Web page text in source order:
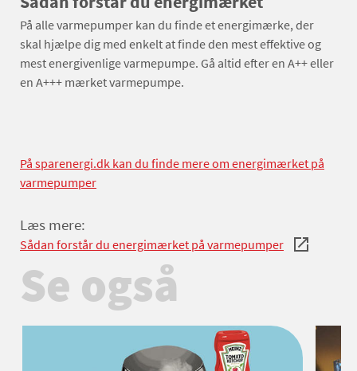
På alle varmepumper kan du finde et energimærke, der
skal hjælpe dig med enkelt at finde den mest effektive og
mest energivenlige varmepumpe. Gå altid efter en A++ eller
en A+++ mærket varmepumpe.
På sparenergi.dk kan du finde mere om energimærket på
varmepumper
Læs mere:
Sådan forstår du energimærket på varmepumper
Se også